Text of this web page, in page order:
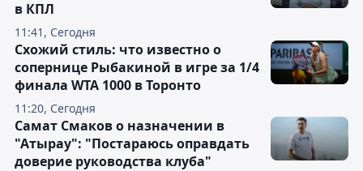
11:41, Сегодня
в КПЛ
11:20, Сегодня
Схожий стиль: что известно о
сопернице Рыбакиной в игре за 1/4
финала WTA 1000 в Торонто
Самат Смаков о назначении в
"Атырау": "Постараюсь оправдать
доверие руководства клуба"